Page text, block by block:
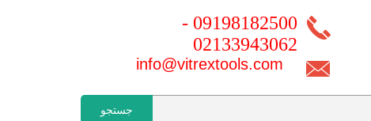
جستجو
09198182500 -
02133943062
info@vitrextools.com